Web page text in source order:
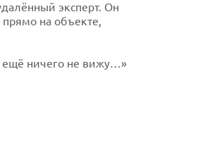
эксперт. Он
на объекте,
ещё ничего не вижу…»